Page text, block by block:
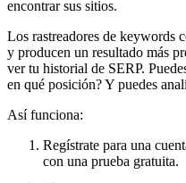
encontrar sus sitios.
Los rastreadores de keywords
y producen un resultado más
ver tu historial de SERP.
en qué posición? Y puedes
Así funciona:
Regístrate para una
con una prueba gratuita.